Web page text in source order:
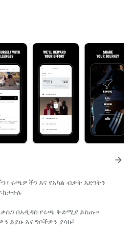
arrow_forward
ሩጫዎችን እና የአካል ብቃት እድገትን
በአዲዳስ የሩጫ ቅድሚያ ይስጡ።
ይያዙ እና ግቦችዎን ያሳኩ!